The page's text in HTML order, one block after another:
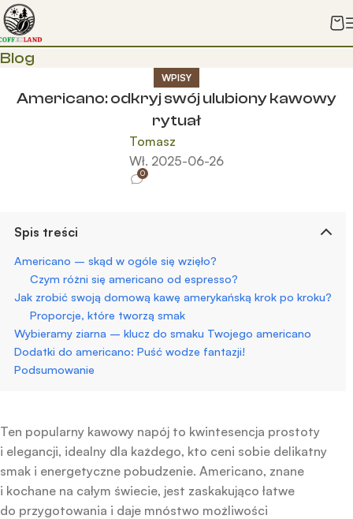
Blog
WPISY
Americano: odkryj swój ulubiony kawowy
rytuał
Tomasz
Wł. 2025-06-26
0
Spis treści
Americano – skąd w ogóle się wzięło?
Czym różni się americano od espresso?
Jak zrobić swoją domową kawę amerykańską krok po kroku?
Proporcje, które tworzą smak
Wybieramy ziarna – klucz do smaku Twojego americano
Dodatki do americano: Puść wodze fantazji!
Podsumowanie
Ten popularny kawowy napój to kwintesencja prostoty
i elegancji, idealny dla każdego, kto ceni sobie delikatny
smak i energetyczne pobudzenie. Americano, znane
i kochane na całym świecie, jest zaskakująco łatwe
do przygotowania i daje mnóstwo możliwości